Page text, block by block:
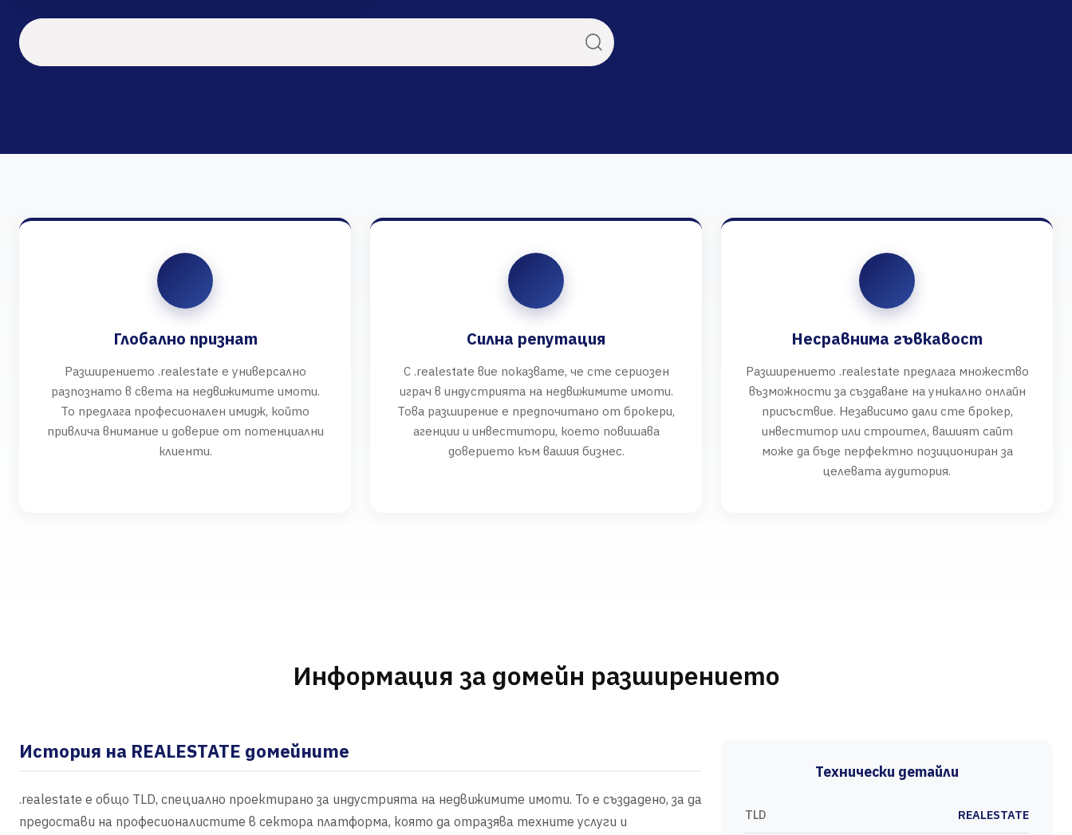
Глобално признат
Разширението .realestate е универсално
разпознато в света на недвижимите имоти.
То предлага професионален имидж, който
привлича внимание и доверие от потенциални
клиенти.
Силна репутация
С .realestate вие показвате, че сте сериозен
играч в индустрията на недвижимите имоти.
Това разширение е предпочитано от брокери,
агенции и инвеститори, което повишава
доверието към вашия бизнес.
Несравнима гъвкавост
Разширението .realestate предлага множество
възможности за създаване на уникално онлайн
присъствие. Независимо дали сте брокер,
инвеститор или строител, вашият сайт
може да бъде перфектно позициониран за
целевата аудитория.
Информация за домейн разширението
История на REALESTATE домейните
.realestate е общо TLD, специално проектирано за индустрията на недвижимите имоти. То е създадено, за да
предостави на професионалистите в сектора платформа, която да отразява техните услуги и
Технически детайли
TLD REALESTATE